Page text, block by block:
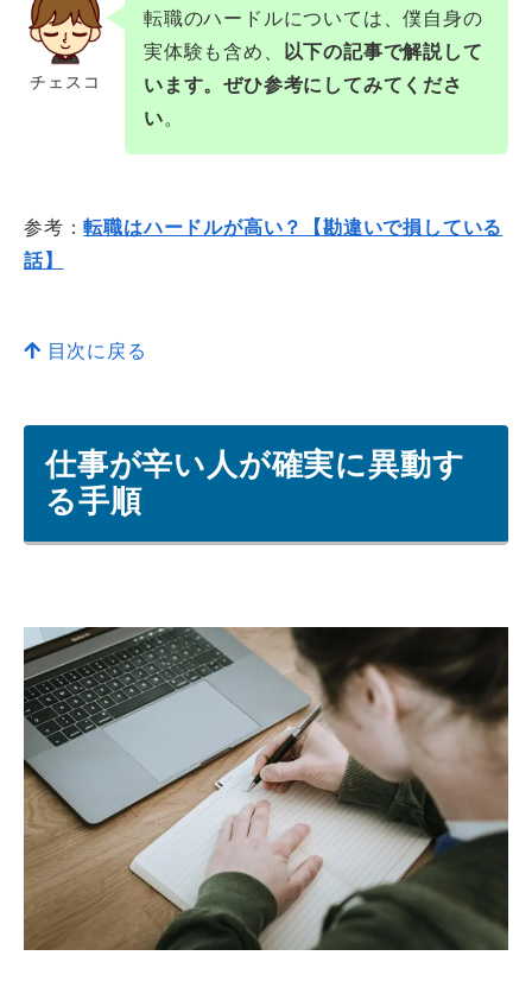
チェスコ
転職のハードルについては、僕自身の
実体験も含め、
以下の記事で解説して
います。ぜひ参考にしてみてくださ
い。
参考：転職はハードルが高い？【勘違いで損している
話】
目次に戻る
仕事が辛い人が確実に異動す
る手順